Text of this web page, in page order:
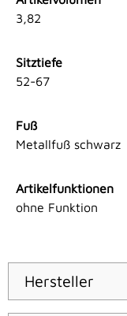
3,82
Sitztiefe
52-67
Fuß
Metallfuß schwarz
Artikelfunktionen
ohne Funktion
Hersteller